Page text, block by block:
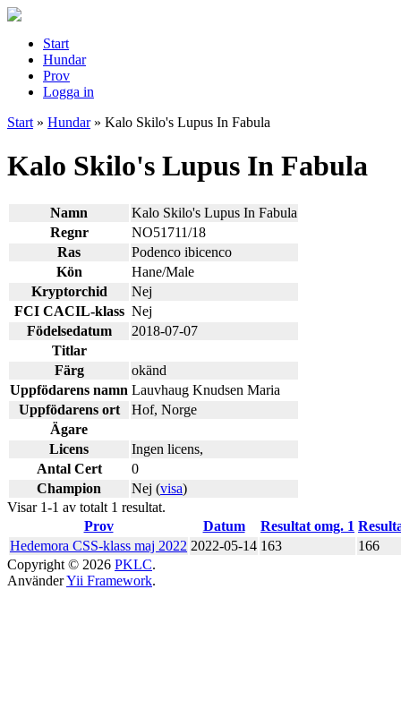
Start
Hundar
Prov
Logga in
Start » Hundar» Kalo Skilo's Lupus In Fabula
Kalo Skilo's Lupus In Fabula
Namn
Kalo Skilo's Lupus In Fabula
Regnr
NO51711/18
Ras
Podenco ibicenco
Kön
Hane/Male
Kryptorchid
Nej
FCI CACIL-klass Nej
Födelsedatum
2018-07-07
Titlar
Färg
okänd
Uppfödarens namn Lauvhaug Knudsen Maria
Uppfödarens ort
Hof, Norge
Ägare
Licens
Ingen licens,
Antal Cert
0
Champion
Nej (visa)
Visar 1-1 av totalt 1 resultat.
Prov
Datum Resultat omg. 1
Hedemora CSS-klass maj 2022 2022-05-14 163
166
Copyright © 2026 PKLC.
AnvänderYii Framework.